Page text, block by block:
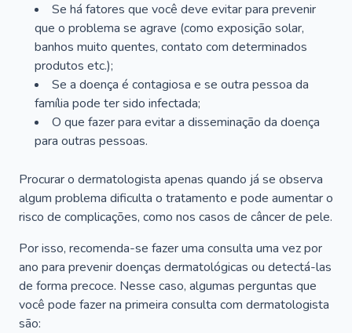
Se há fatores que você deve evitar para prevenir
que o problema se agrave (como exposição solar,
banhos muito quentes, contato com determinados
produtos etc.);
Se a doença é contagiosa e se outra pessoa da
família pode ter sido infectada;
O que fazer para evitar a disseminação da doença
para outras pessoas.
Procurar o dermatologista apenas quando já se observa
algum problema dificulta o tratamento e pode aumentar o
risco de complicações, como nos casos de câncer de pele.
Por isso, recomenda-se fazer uma consulta uma vez por
ano para prevenir doenças dermatológicas ou detectá-las
de forma precoce. Nesse caso, algumas perguntas que
você pode fazer na primeira consulta com dermatologista
são: